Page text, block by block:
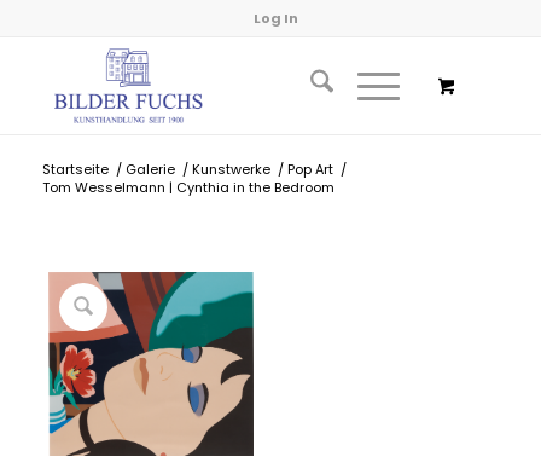
Log In
Startseite / Galerie / Kunstwerke / Pop Art /
Tom Wesselmann | Cynthia in the Bedroom